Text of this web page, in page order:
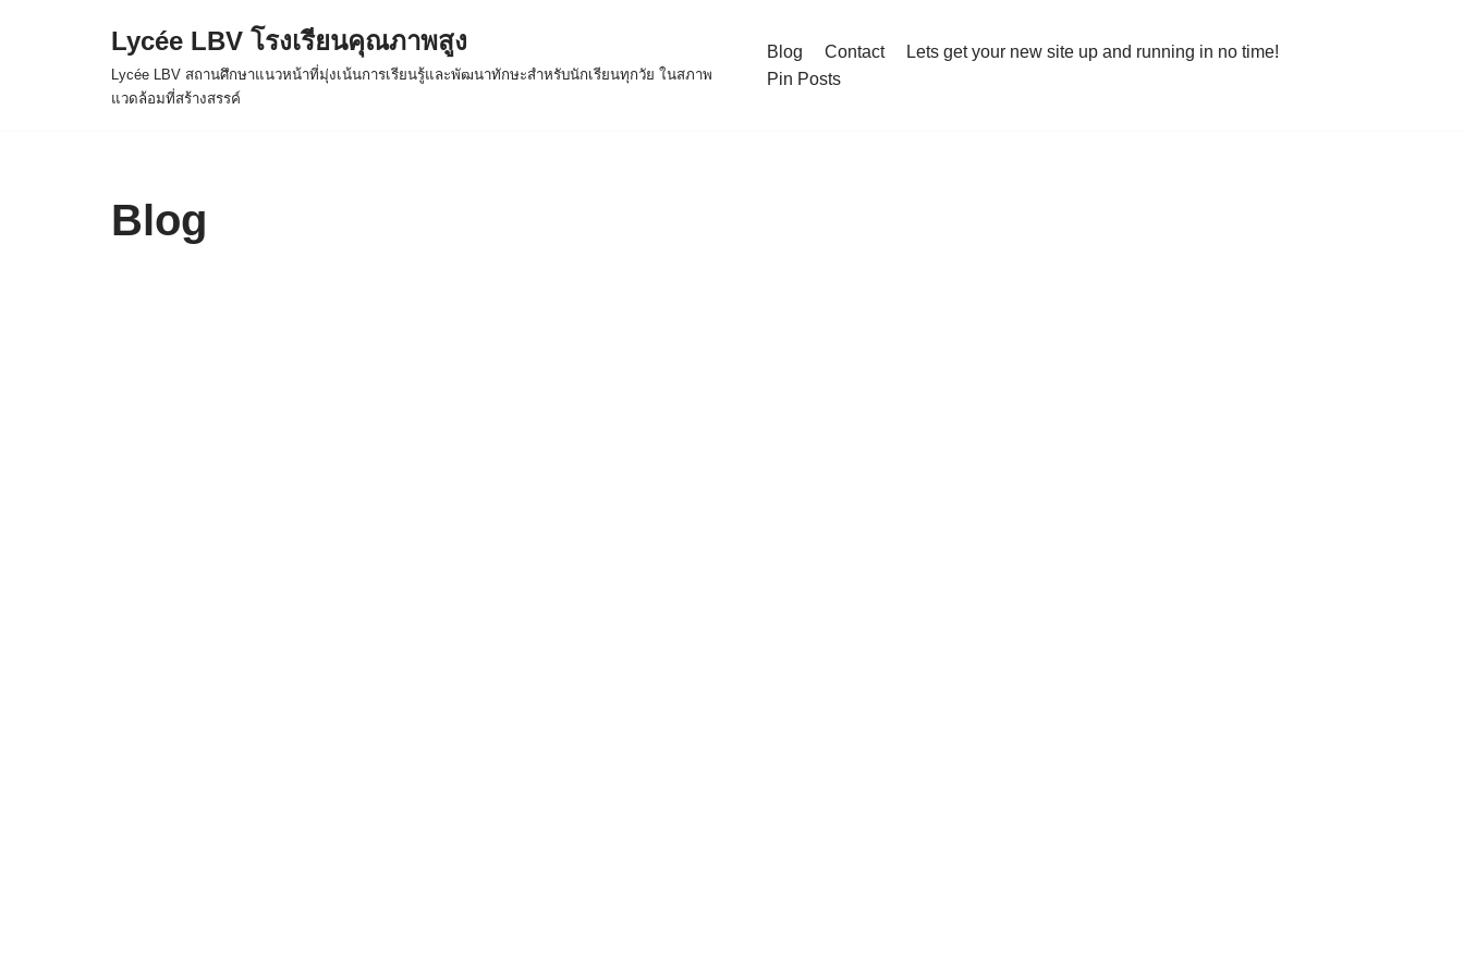
Lycée LBV โรงเรียนคุณภาพสูง
Lycée LBV สถานศึกษาแนวหน้าที่มุ่งเน้นการเรียนรู้และพัฒนาทักษะสำหรับนักเรียนทุกวัย ในสภาพ
แวดล้อมที่สร้างสรรค์
Blog Contact
Lets get your new site up and running in no time!
Pin Posts
Blog